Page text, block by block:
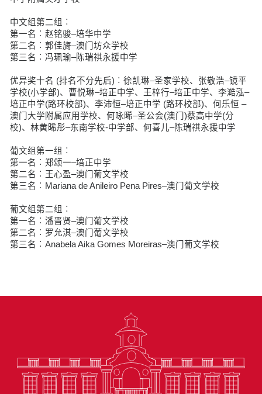
中文组第二组︰
第一名︰赵铭骏–培华中学
第二名︰郭佳旖–澳门坊众学校
第三名︰冯珮瑜–陈瑞祺永援中学
优异奖十名 (排名不分先后)︰徐凯琳–圣家学校、张敬浩–镜平
学校(小学部)、曹悦琳–培正中学、王梓行–培正中学、李澔泓–
培正中学(路环校部)、李沛恒–培正中学 (路环校部)、何乐恒 –
澳门大学附属应用学校、何咏晞–圣公会(澳门)蔡高中学(分
校)、林黄晞彤–东南学校-中学部、何喜儿–陈瑞祺永援中学
葡文组第一组︰
第一名︰郑颂一–培正中学
第二名︰王心盈–澳门葡文学校
第三名︰Mariana de Anileiro Pena Pires–澳门葡文学校
葡文组第二组︰
第一名︰潘晋贤–澳门葡文学校
第二名︰罗允淇–澳门葡文学校
第三名︰Anabela Aika Gomes Moreiras–澳门葡文学校